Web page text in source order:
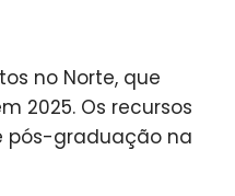
no Norte, que
2025. Os recursos
pós-graduação na